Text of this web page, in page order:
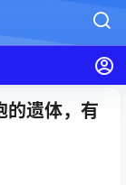
的遗体，有